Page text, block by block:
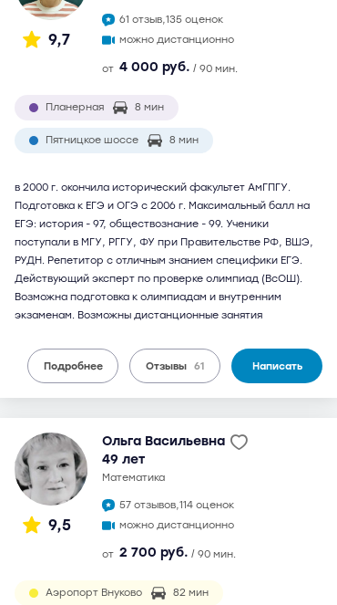
9,7
61 отзыв,135 оценок
можно дистанционно
от 4 000 руб. / 90 мин.
Планерная 8 мин
Пятницкое шоссе 8 мин
в 2000 г. окончила исторический факультет АмГПГУ.
Подготовка к ЕГЭ и ОГЭ с 2006 г. Максимальный балл на
ЕГЭ: история - 97, обществознание - 99. Ученики
поступали в МГУ, РГГУ, ФУ при Правительстве РФ, ВШЭ,
РУДН. Репетитор с отличным знанием специфики ЕГЭ.
Действующий эксперт по проверке олимпиад (ВсОШ).
Возможна подготовка к олимпиадам и внутренним
экзаменам. Возможны дистанционные занятия
Подробнее Отзывы 61 Написать
9,5
Ольга Васильевна
49 лет
математика
57 отзывов,114 оценок
можно дистанционно
от 2 700 руб. / 90 мин.
Аэропорт Внуково 82 мин